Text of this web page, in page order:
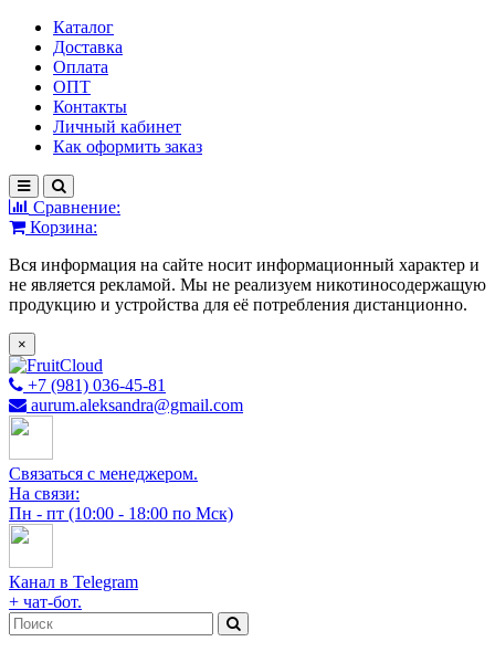
Каталог
Доставка
Оплата
ОПТ
Контакты
Личный кабинет
Как оформить заказ
Сравнение:
Корзина:
Вся информация на сайте носит информационный характер и
не является рекламой. Мы не реализуем никотиносодержащую
продукцию и устройства для её потребления дистанционно.
×
+7 (981) 036-45-81
aurum.aleksandra@gmail.com
Связаться с менеджером.
На связи:
Пн - пт (10:00 - 18:00 по Мск)
Канал в Telegram
+ чат-бот.